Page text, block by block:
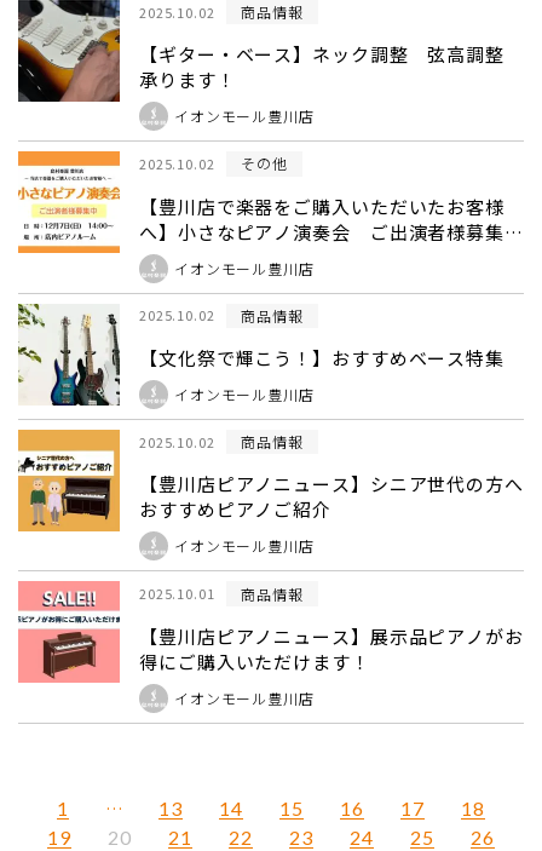
2025.10.02 商品情報
【ギター・ベース】ネック調整 弦高調整
承ります！
イオンモール豊川店
2025.10.02 その他
【豊川店で楽器をご購入いただいたお客様
へ】小さなピアノ演奏会 ご出演者様募集
中！ イオンモール豊川店
2025.10.02 商品情報
【文化祭で輝こう！】おすすめベース特集
イオンモール豊川店
2025.10.02 商品情報
【豊川店ピアノニュース】シニア世代の方へ
おすすめピアノご紹介
イオンモール豊川店
2025.10.01 商品情報
【豊川店ピアノニュース】展示品ピアノがお
得にご購入いただけます！
イオンモール豊川店
1 … 13 14 15 16 17
18
19
20 21 22 23 24 25
26